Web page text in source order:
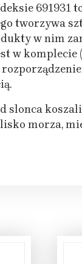
tworzywa
w nim
w
slonca
morza,